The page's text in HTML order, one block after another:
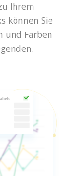
Ihrem
können Sie
und Farben